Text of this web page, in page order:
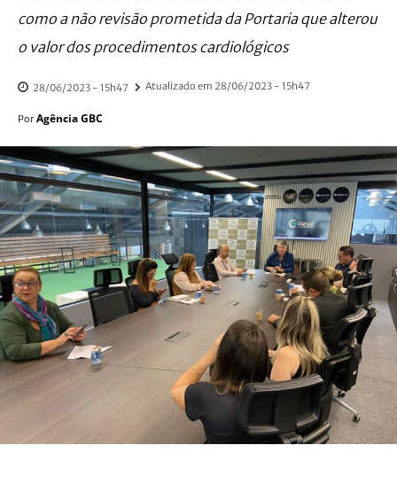
como a não revisão prometida da Portaria que alterou
o valor dos procedimentos cardiológicos
28/06/2023 - 15h47 Atualizado em 28/06/2023 - 15h47
Por Agência GBC